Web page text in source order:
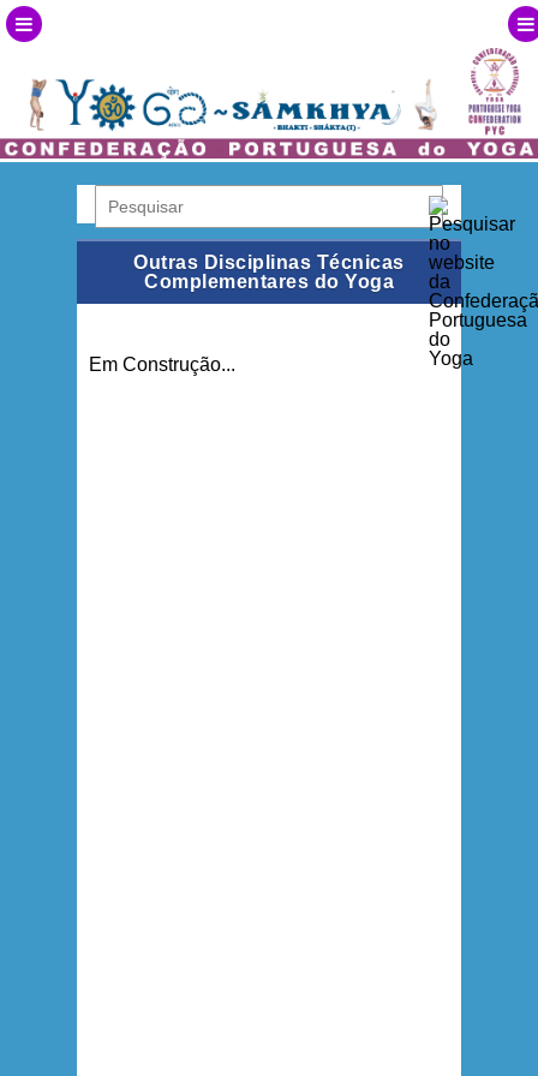
Outras Disciplinas Técnicas
Complementares do Yoga
Em Construção...